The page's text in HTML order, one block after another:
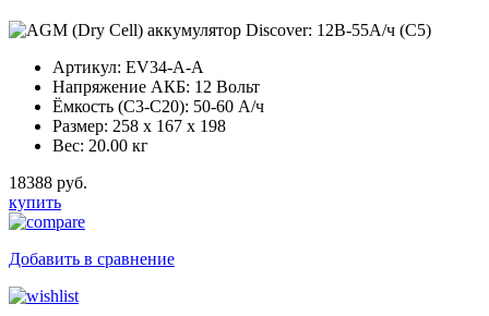
Артикул: EV34-A-A
Напряжение АКБ: 12 Вольт
Ёмкость (С3-С20): 50-60 А/ч
Размер: 258 x 167 x 198
Вес: 20.00 кг
18388 руб.
купить
Добавить в сравнение